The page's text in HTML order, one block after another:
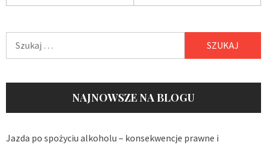
NAJNOWSZE NA BLOGU
Jazda po spożyciu alkoholu – konsekwencje prawne i